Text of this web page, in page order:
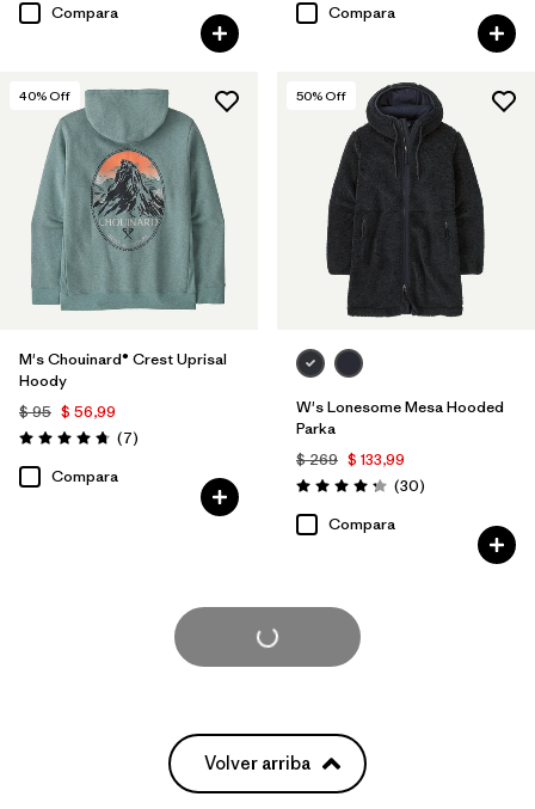
Compara Compara
40% Off
M's Chouinard® Crest Uprisal
Hoody
$ 95 $ 56,99
Valoración: 4.7 / 5
(7Comentarios
)
Compara
50% Off
W's Lonesome Mesa Hooded
Parka
$ 269 $ 133,99
Valoración: 4.2 / 5
(30Comentarios
)
Compara
Cargar Más
Volver arriba